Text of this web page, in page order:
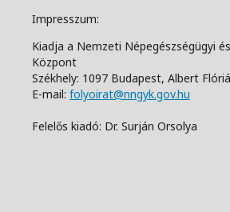
Impresszum:
Kiadja a Nemzeti Népegészségügyi
Központ
Székhely: 1097 Budapest, Albert
E-mail: folyoirat@nngyk.gov.hu
Felelős kiadó: Dr. Surján Orsolya